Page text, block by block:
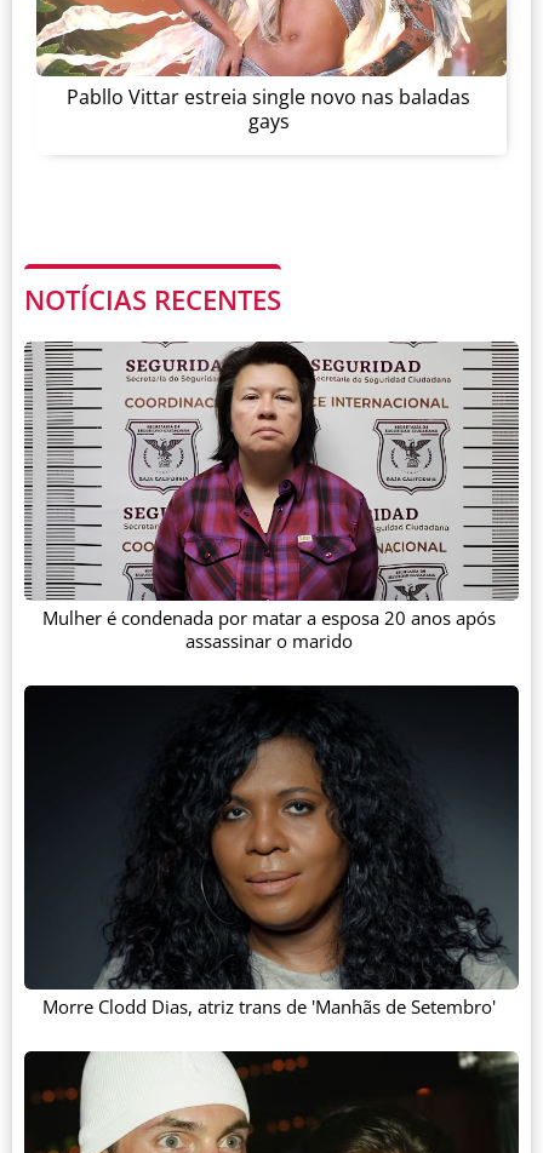
Pabllo Vittar estreia single novo nas baladas
gays
NOTÍCIAS RECENTES
Mulher é condenada por matar a esposa 20 anos após
assassinar o marido
Morre Clodd Dias, atriz trans de 'Manhãs de Setembro'